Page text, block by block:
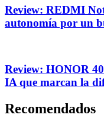
Review: REDMI
autonomía por un
Review: HONOR
IA que marcan la
Recomendados